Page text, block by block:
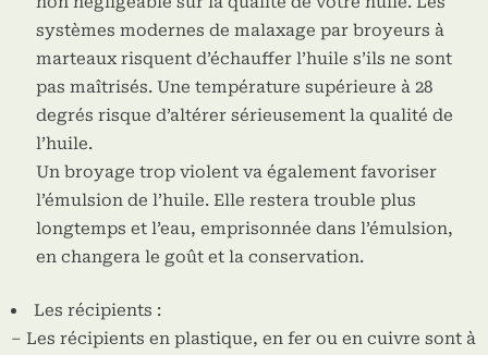
systèmes modernes de malaxage par broyeurs à
marteaux risquent d’échauffer l’huile s’ils ne sont
pas maîtrisés. Une température supérieure à 28
degrés risque d’altérer sérieusement la qualité de
l’huile.
Un broyage trop violent va également favoriser
l’émulsion de l’huile. Elle restera trouble plus
longtemps et l’eau, emprisonnée dans l’émulsion,
en changera le goût et la conservation.
Les récipients :
– Les récipients en plastique, en fer ou en cuivre sont à